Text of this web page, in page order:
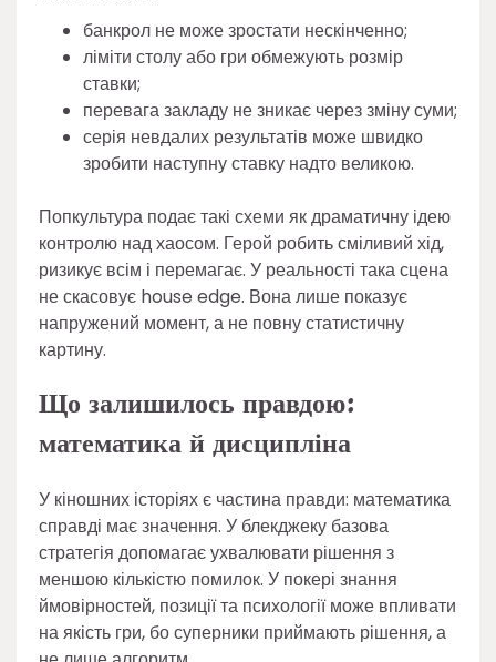
банкрол не може зростати нескінченно;
ліміти столу або гри обмежують розмір
ставки;
перевага закладу не зникає через зміну суми;
серія невдалих результатів може швидко
зробити наступну ставку надто великою.
Попкультура подає такі схеми як драматичну ідею
контролю над хаосом. Герой робить сміливий хід,
ризикує всім і перемагає. У реальності така сцена
не скасовує house edge. Вона лише показує
напружений момент, а не повну статистичну
картину.
Що залишилось правдою:
математика й дисципліна
У кіношних історіях є частина правди: математика
справді має значення. У блекджеку базова
стратегія допомагає ухвалювати рішення з
меншою кількістю помилок. У покері знання
ймовірностей, позиції та психології може впливати
на якість гри, бо суперники приймають рішення, а